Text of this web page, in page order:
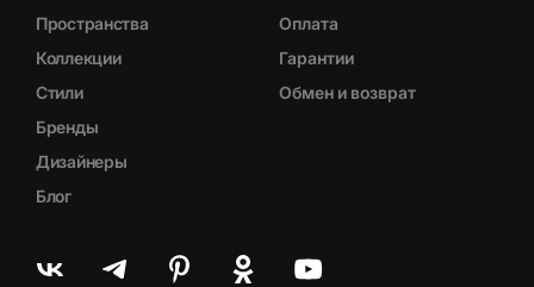
Пространства
Коллекции
Стили
Бренды
Дизайнеры
Блог
Оплата
Гарантии
Обмен и возврат